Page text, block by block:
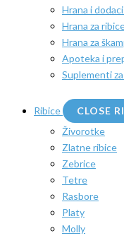
Hrana i
Hrana za
Hrana za
Apoteka i
Suplementi
Ribice CLOSE
Živorotke
Zlatne ribice
Zebrice
Tetre
Rasbore
Platy
Molly